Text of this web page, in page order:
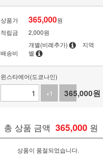
상품가 365,000원
적립금
2,000원
배송비
개별(비례추가)
지역
별
윈스타에어(도쿄나인)
+1
-1
365,000원
총 상품 금액 365,000 원
상품이 품절되었습니다.